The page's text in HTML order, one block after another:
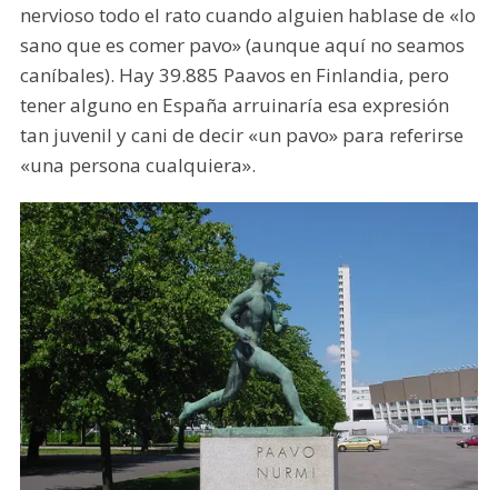
nervioso todo el rato cuando alguien hablase de «lo
sano que es comer pavo» (aunque aquí no seamos
caníbales). Hay 39.885 Paavos en Finlandia, pero
tener alguno en España arruinaría esa expresión
tan juvenil y cani de decir «un pavo» para referirse
«una persona cualquiera».